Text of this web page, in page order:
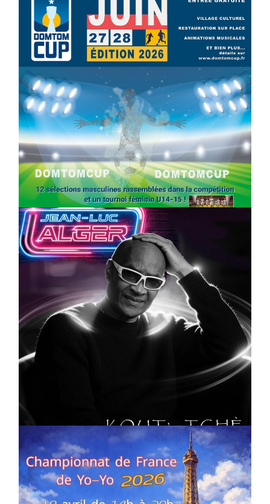
SPORT COMPÉTITIONS FOOTBALL JEUNESSE & SPORTS
Foot : la DTC 2026 approche
On03/04/2026byWebmaster2Risi
CULTURE
Artiste W2R : Jean Luc ALGER
On